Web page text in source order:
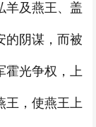
羊及燕王、盖
的阴谋，而被
霍光争权，上
王，使燕王上